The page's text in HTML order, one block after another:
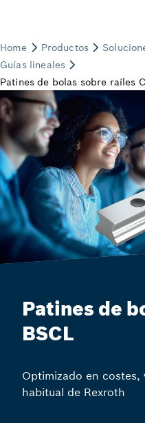
Patines de
BSCL
Optimizado en
habitual de Rexroth